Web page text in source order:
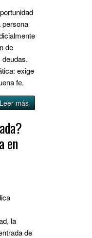
persona
de
exige
fe.
Leer más
en
la
de